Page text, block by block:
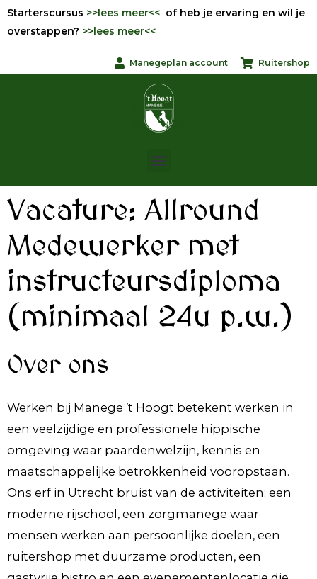
Starterscursus >>lees meer<< of heb je ervaring en wil je
overstappen? >>lees meer<<
Manegeplan account Ruitershop
Vacature: Allround
Medewerker met
instructeursdiploma
(minimaal 24u p.w.)
Over ons
Werken bij Manege ’t Hoogt betekent werken in
een veelzijdige en professionele hippische
omgeving waar paardenwelzijn, kennis en
maatschappelijke betrokkenheid vooropstaan.
Ons erf in Utrecht bruist van de activiteiten: een
moderne rijschool, een zorgmanege waar
mensen werken aan persoonlijke doelen, een
ruitershop met duurzame producten, een